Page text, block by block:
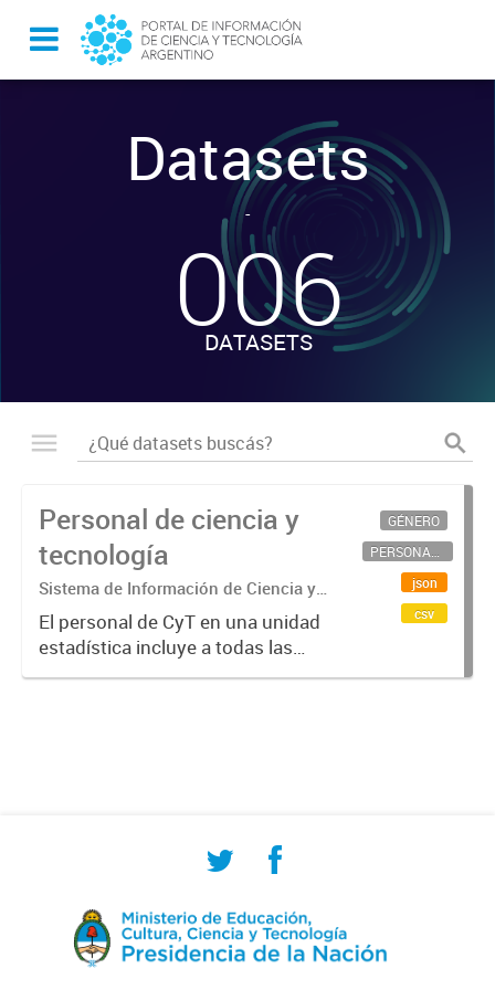
Datasets
-
006
DATASETS
Personal de ciencia y
tecnología
Sistema de Información de Ciencia y
Tecnología Argentino (SICYTAR)
El personal de CyT en una unidad
estadística incluye a todas las
personas involucradas
GÉNERO
PERSONAL CIENTÍFICO-TECNOLÓGICO
json
csv